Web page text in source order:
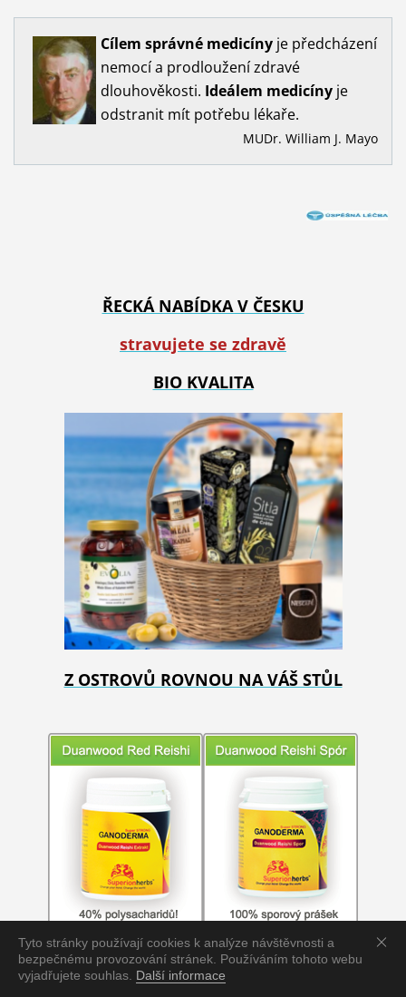
Tyto stránky používají cookies k analýze návštěvnosti a
bezpečnému provozování stránek. Používáním tohoto webu
vyjadřujete souhlas. Další informace
Cílem správné medicíny je předcházení
nemocí a prodloužení zdravé
dlouhověkosti. Ideálem medicínyje
odstranit mít potřebu lékaře.
MUDr. William J. Mayo
ŘECKÁ NABÍDKA V ČESKU
stravujete se zdravě
BIO KVALITA
Z OSTROVŮ ROVNOU NA VÁŠ STŮL